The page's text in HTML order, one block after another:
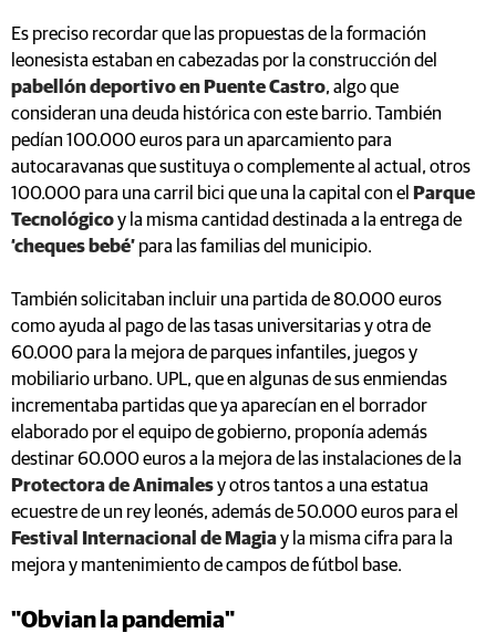
Es preciso recordar que las propuestas de la formación
leonesista estaban en cabezadas por la construcción del
pabellón deportivo en Puente Castro, algo que
consideran una deuda histórica con este barrio. También
pedían 100.000 euros para un aparcamiento para
autocaravanas que sustituya o complemente al actual, otros
100.000 para una carril bici que una la capital con el
Parque
Tecnológicoy la misma cantidad destinada a la entrega de
‘cheques bebé’ para las familias del municipio.
También solicitaban incluir una partida de 80.000 euros
como ayuda al pago de las tasas universitarias y otra de
60.000 para la mejora de parques infantiles, juegos y
mobiliario urbano. UPL, que en algunas de sus enmiendas
incrementaba partidas que ya aparecían en el borrador
elaborado por el equipo de gobierno, proponía además
destinar 60.000 euros a la mejora de las instalaciones de la
Protectora de Animalesy otros tantos a una estatua
ecuestre de un rey leonés, además de 50.000 euros para el
Festival Internacional de Magiay la misma cifra para la
mejora y mantenimiento de campos de fútbol base.
"Obvian la pandemia"